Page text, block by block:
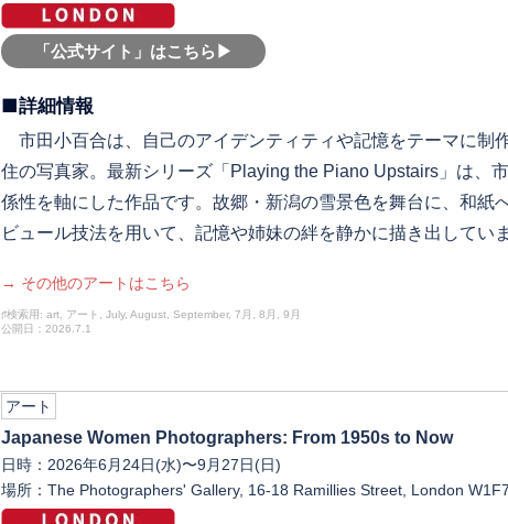
「公式サイト」はこちら▶︎
■詳細情報
市田小百合は、自己のアイデンティティや記憶をテーマに制
住の写真家。最新シリーズ「Playing the Piano Upstairs」は、
係性を軸にした作品です。故郷・新潟の雪景色を舞台に、和紙
ビュール技法を用いて、記憶や姉妹の絆を静かに描き出していま
→ その他のアートはこちら
♯検索用: art, アート, July, August, September, 7月, 8月, 9月
公開日：2026.7.1
アート
Japanese Women Photographers: From 1950s to Now
日時：2026年6月24日(水)〜9月27日(日)
場所：The Photographers' Gallery, 16-18 Ramillies Street, London